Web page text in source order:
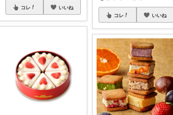
コレ いいね
コレ いいね